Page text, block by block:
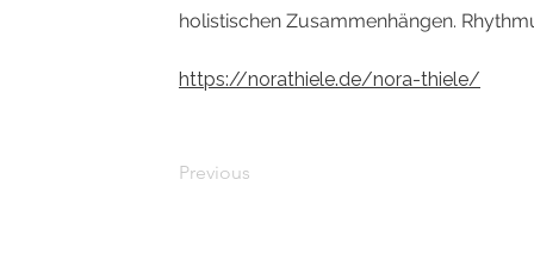
holistischen Zusammenhängen.
https://norathiele.de/nora-thiele/
Previous